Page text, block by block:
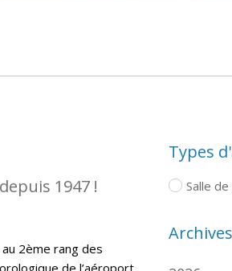
1947 !
2ème rang des
de l’aéroport
Types
Salle
Archives